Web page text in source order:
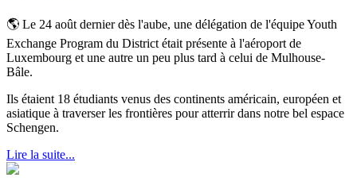
🌎 Le 24 août dernier dès l'aube, une délégation de l'équipe Youth
Exchange Program du District était présente à l'aéroport de
Luxembourg et une autre un peu plus tard à celui de Mulhouse-
Bâle.
Ils étaient 18 étudiants venus des continents américain, européen et
asiatique à traverser les frontières pour atterrir dans notre bel espace
Schengen.
Lire la suite...